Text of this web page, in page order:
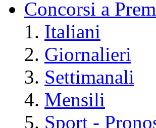
Concorsi a
Italiani
Giornalieri
Settimanali
Mensili
Sport -